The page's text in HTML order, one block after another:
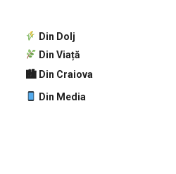
Din Dolj
Din Viață
🏙 Din Craiova
Din Media